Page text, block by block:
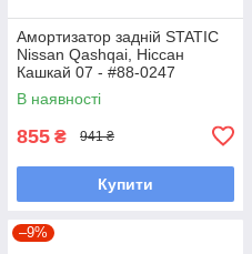
Амортизатор задній STATIC
Nissan Qashqai, Ніссан
Кашкай 07 - #88-0247
UAZUANS7
В наявності
855 ₴ 941 ₴
Купити
–9%